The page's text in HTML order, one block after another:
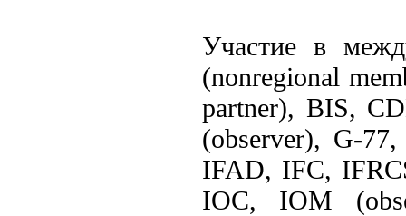
Участие в
(nonregional
partner), BIS,
(observer), G-
IFAD, IFC,
IOC, IOM